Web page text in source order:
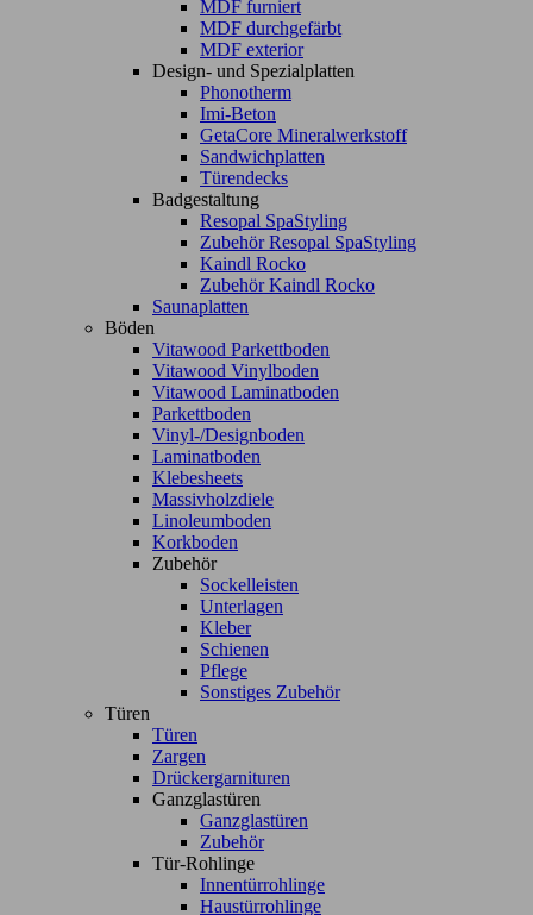
MDF furniert
MDF durchgefärbt
MDF exterior
Design- und Spezialplatten
Phonotherm
Imi-Beton
GetaCore Mineralwerkstoff
Sandwichplatten
Türendecks
Badgestaltung
Resopal SpaStyling
Zubehör Resopal SpaStyling
Kaindl Rocko
Zubehör Kaindl Rocko
Saunaplatten
Böden
Vitawood Parkettboden
Vitawood Vinylboden
Vitawood Laminatboden
Parkettboden
Vinyl-/Designboden
Laminatboden
Klebesheets
Massivholzdiele
Linoleumboden
Korkboden
Zubehör
Sockelleisten
Unterlagen
Kleber
Schienen
Pflege
Sonstiges Zubehör
Türen
Türen
Zargen
Drückergarnituren
Ganzglastüren
Ganzglastüren
Zubehör
Tür-Rohlinge
Innentürrohlinge
Haustürrohlinge